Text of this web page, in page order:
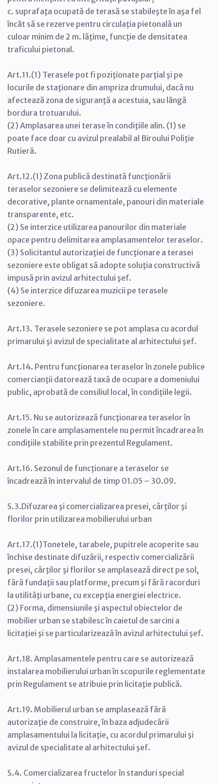
c. suprafaţa ocupată de terasă se stabileşte în aşa fel
încât să se rezerve pentru circulaţia pietonală un
culoar minim de 2 m. lăţime, funcţie de densitatea
traficului pietonal.
Art.11.(1) Terasele pot fi poziţionate parţial şi pe
locurile de staţionare din ampriza drumului, dacă nu
afectează zona de siguranţă a acestuia, sau lângă
bordura trotuarului.
(2) Amplasarea unei terase în condiţiile alin. (1) se
poate face doar cu avizul prealabil al Biroului Poliţie
Rutieră.
Art.12.(1) Zona publică destinată funcţionării
teraselor sezoniere se delimitează cu elemente
decorative, plante ornamentale, panouri din materiale
transparente, etc.
(2) Se interzice utilizarea panourilor din materiale
opace pentru delimitarea amplasamentelor teraselor.
(3) Solicitantul autorizaţiei de funcţionare a terasei
sezoniere este obligat să adopte soluţia constructivă
impusă prin avizul arhitectului şef.
(4) Se interzice difuzarea muzicii pe terasele
sezoniere.
Art.13. Terasele sezoniere se pot amplasa cu acordul
primarului şi avizul de specialitate al arhitectului şef.
Art.14. Pentru funcţionarea teraselor în zonele publice
comercianţii datorează taxă de ocupare a domeniului
public, aprobată de consiliul local, în condiţiile legii.
Art.15. Nu se autorizează funcţionarea teraselor în
zonele în care amplasamentele nu permit încadrarea în
condiţiile stabilite prin prezentul Regulament.
Art.16. Sezonul de funcţionare a teraselor se
încadrează în intervalul de timp 01.05 – 30.09.
S.3.Difuzarea şi comercializarea presei, cărţilor şi
florilor prin utilizarea mobilierului urban
Art.17.(1)Tonetele, tarabele, pupitrele acoperite sau
închise destinate difuzării, respectiv comercializării
presei, cărţilor şi florilor se amplasează direct pe sol,
fără fundaţii sau platforme, precum şi fără racorduri
la utilităţi urbane, cu excepţia energiei electrice.
(2) Forma, dimensiunile şi aspectul obiectelor de
mobilier urban se stabilesc în caietul de sarcini a
licitaţiei şi se particularizează în avizul arhitectului şef.
Art.18. Amplasamentele pentru care se autorizează
instalarea mobilierului urban în scopurile reglementate
prin Regulament se atribuie prin licitaţie publică.
Art.19. Mobilierul urban se amplasează fără
autorizaţie de construire, în baza adjudecării
amplasamentului la licitaţie, cu acordul primarului şi
avizul de specialitate al arhitectului şef.
S.4. Comercializarea fructelor în standuri special